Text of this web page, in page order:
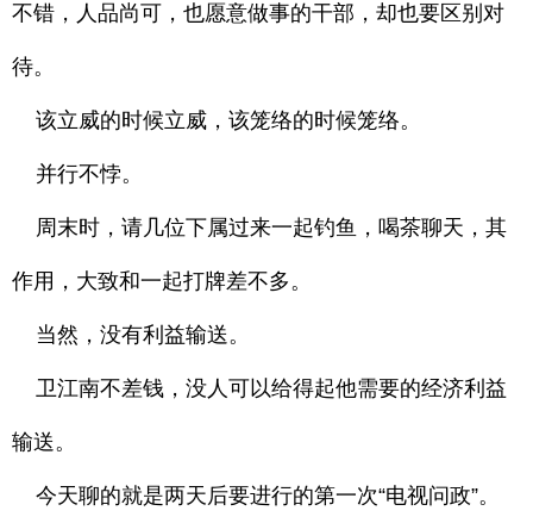
不错，人品尚可，也愿意做事的干部，却也要区别对
待。
该立威的时候立威，该笼络的时候笼络。
并行不悖。
周末时，请几位下属过来一起钓鱼，喝茶聊天，其
作用，大致和一起打牌差不多。
当然，没有利益输送。
卫江南不差钱，没人可以给得起他需要的经济利益
输送。
今天聊的就是两天后要进行的第一次“电视问政”。